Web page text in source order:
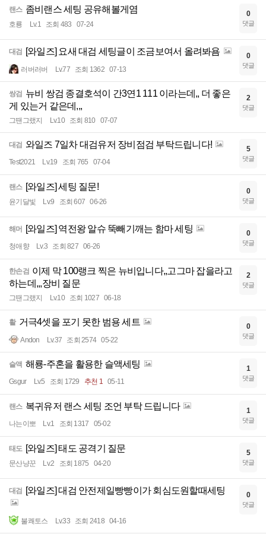
랜스 좀비랜스 세팅 공유해볼게염
호룡 Lv.1 조회 483 07-24
0
댓글
대검 [와일즈] 요새 대검 세팅글이 조금보여서 올려봐욤
러버러버 Lv.77 조회 1362 07-13
0
댓글
쌍검 뉴비 쌍검 종결호석이 간3연1 111 이라는데,, 더 좋은
게 있는거 같은데,,,
그땐그랬지 Lv.10 조회 810 07-07
2
댓글
대검 와일즈 7일차 대검유저 장비점검 부탁드립니다!
Test2021 Lv.19 조회 765 07-04
5
댓글
랜스 [와일즈] 세팅 질문!
윤기달빛 Lv.9 조회 607 06-26
0
댓글
해머 [와일즈] 역전왕 알슈 뚝빼기깨는 함마 세팅
청애향 Lv.3 조회 827 06-26
0
댓글
한손검 이제 막 100랭크 찍은 뉴비입니다,,고그마 잡을라고
하는데,,,장비 질문
그땐그랬지 Lv.10 조회 1027 06-18
2
댓글
활 거극4셋을 포기 못한 범용 세트
Andon Lv.37 조회 2574 05-22
0
댓글
슬액 해룡-주혼을 활용한 슬액세팅
Gsgur Lv.5 조회 1729 추천 1 05-11
1
댓글
랜스 복귀유저 랜스 세팅 조언 부탁 드립니다
나는이뽀 Lv.1 조회 1317 05-02
1
댓글
태도 [와일즈] 태도 공격기 질문
문산냥꾼 Lv.2 조회 1875 04-20
5
댓글
대검 [와일즈] 대검 안전제일빵빵이가 회심도원할때세팅
불쾌토스 Lv.33 조회 2418 04-16
0
댓글